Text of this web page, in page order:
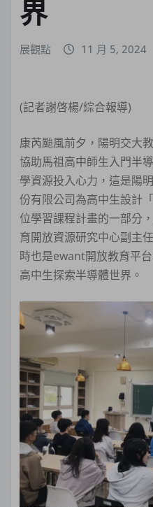
界
展觀點 11 月 5, 2024
(記者謝啓楊/綜合報導)
康芮颱風前夕，陽明交大
協助馬祖高中師生入門半
學資源投入心力，這是陽
份有限公司為高中生設計
位學習課程計畫的一部分
育開放資源研究中心副主
時也是ewant開放教育平
高中生探索半導體世界。